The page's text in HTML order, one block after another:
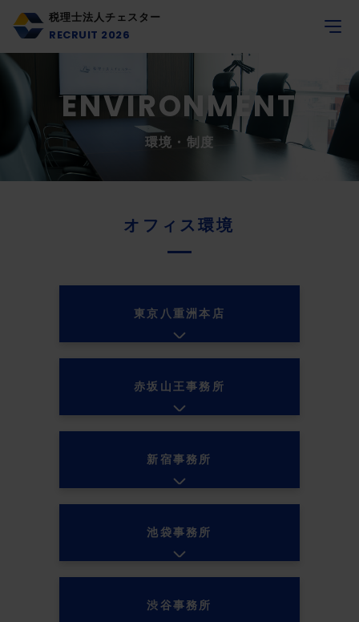
税理士法人チェスター
RECRUIT 2026
ENVIRONMENT
環境・制度
オフィス環境
東京八重洲本店
赤坂山王事務所
新宿事務所
池袋事務所
渋谷事務所